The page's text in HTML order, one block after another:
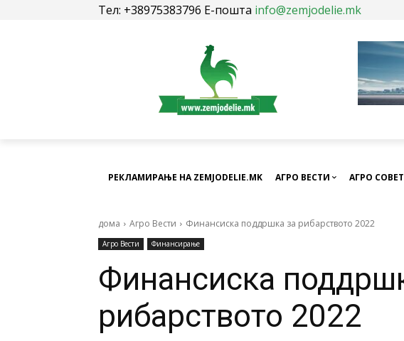
Тел: +38975383796 Е-пошта info@zemjodelie.mk
РЕКЛАМИРАЊЕ НА ZEMJODELIE.MK АГРО ВЕСТИ АГРО
дома Агро Вести Финансиска поддршка за рибарството 2022
Агро Вести Финансирање
Финансиска
рибарството 2022